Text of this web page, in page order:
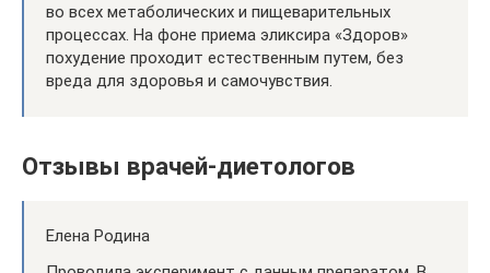
во всех метаболических и пищеварительных
процессах. На фоне приема эликсира «Здоров»
похудение проходит естественным путем, без
вреда для здоровья и самочувствия.
Отзывы врачей-диетологов
Елена Родина